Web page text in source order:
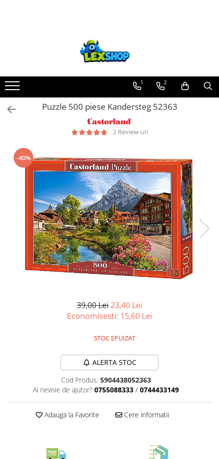
Board Games
Extensii boardgames
Card Games (jocuri cu carti)
Party Games (jocuri de petrecere)
Jocuri pentru copii
Smart Games
Puzzle-uri logice
Jocuri cu miniaturi
Battletech
Final Girl - solo game
Miniaturi Arkham Horror
Protectii carti (Sleeves)
Deck Boxes/Cutii pentru carti
The Army Painter
Carti de joc
1 2
Puzzle 500 piese Kandersteg 52363
2 Review-uri
-40%
39,00 Lei23,40 Lei
Economisesti: 15,60 Lei
STOC EPUIZAT
ALERTA STOC
Cod Produs: 5904438052363
Ai nevoie de ajutor? 0755088333 / 0744433149
Adauga la Favorite Cere informatii